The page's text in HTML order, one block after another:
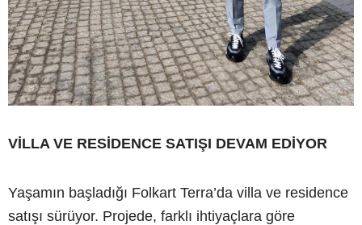
VİLLA VE RESİDENCE SATIŞI DEVAM EDİYOR
Yaşamın başladığı Folkart Terra’da villa ve residence
satışı sürüyor. Projede, farklı ihtiyaçlara göre